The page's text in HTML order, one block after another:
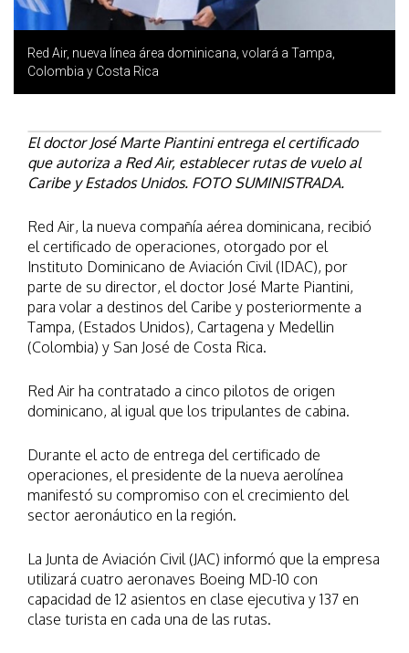
Red Air, nueva línea área dominicana, volará a Tampa,
Colombia y Costa Rica
El doctor José Marte Piantini entrega el certificado
que autoriza a Red Air, establecer rutas de vuelo al
Caribe y Estados Unidos. FOTO SUMINISTRADA.
Red Air, la nueva compañía aérea dominicana, recibió
el certificado de operaciones, otorgado por el
Instituto Dominicano de Aviación Civil (IDAC), por
parte de su director, el doctor José Marte Piantini,
para volar a destinos del Caribe y posteriormente a
Tampa, (Estados Unidos), Cartagena y Medellin
(Colombia) y San José de Costa Rica.
Red Air ha contratado a cinco pilotos de origen
dominicano, al igual que los tripulantes de cabina.
Durante el acto de entrega del certificado de
operaciones, el presidente de la nueva aerolínea
manifestó su compromiso con el crecimiento del
sector aeronáutico en la región.
La Junta de Aviación Civil (JAC) informó que la empresa
utilizará cuatro aeronaves Boeing MD-10 con
capacidad de 12 asientos en clase ejecutiva y 137 en
clase turista en cada una de las rutas.